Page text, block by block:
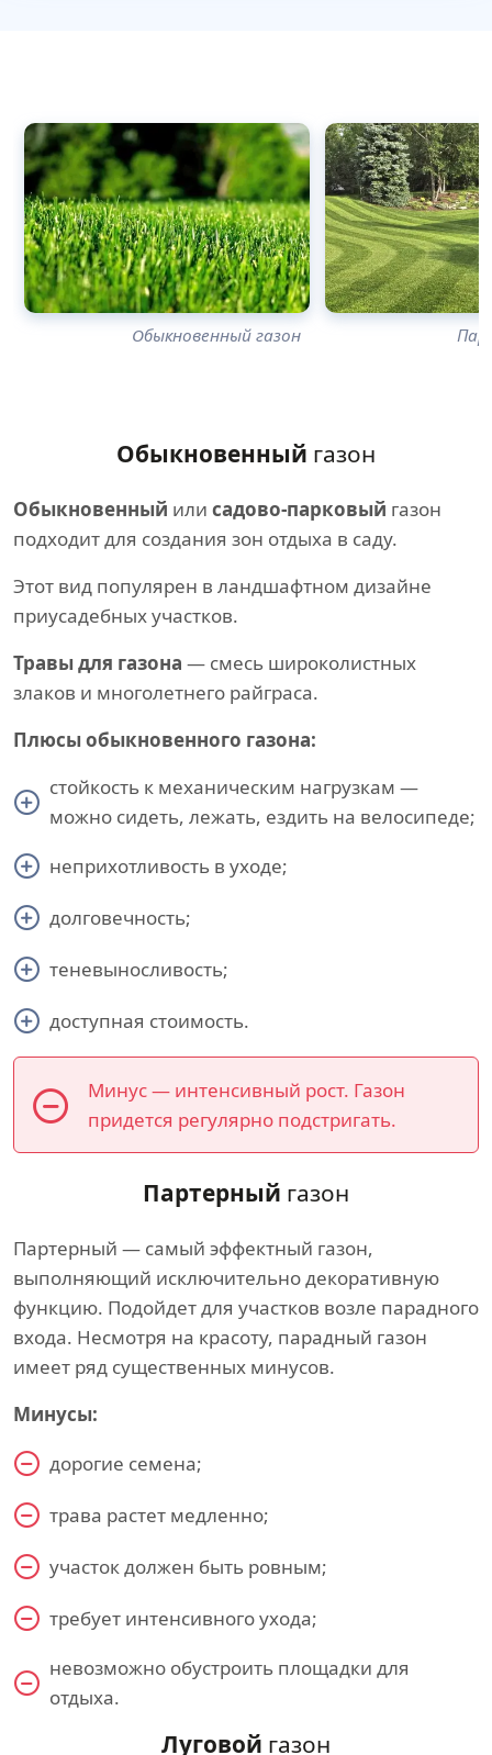
Обыкновенный газон
Обыкновенный газон
Обыкновенный или садово-парковый газон
подходит для создания зон отдыха в саду.
Этот вид популярен в ландшафтном дизайне
приусадебных участков.
Травы для газона — смесь широколистных
злаков и многолетнего райграса.
Плюсы обыкновенного газона:
стойкость к механическим нагрузкам —
можно сидеть, лежать, ездить на велосипеде;
неприхотливость в уходе;
долговечность;
теневыносливость;
доступная стоимость.
Минус — интенсивный рост. Газон
придется регулярно подстригать.
Партерный газон
Партерный — самый эффектный газон,
выполняющий исключительно декоративную
функцию. Подойдет для участков возле парадного
входа. Несмотря на красоту, парадный газон
имеет ряд существенных минусов.
Минусы:
дорогие семена;
трава растет медленно;
участок должен быть ровным;
требует интенсивного ухода;
невозможно обустроить площадки для
отдыха.
Луговой газон